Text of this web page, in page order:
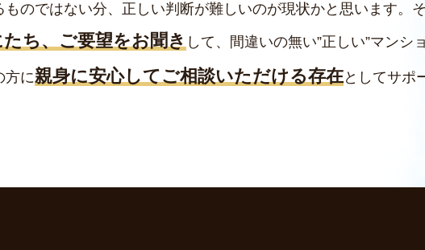
のではない分、正しい判断が難しいのが現状かと思います。
ち、ご要望をお聞き して、間違いの無い”正しい”マンシ
方に親身に安心してご相談いただける存在としてサポ